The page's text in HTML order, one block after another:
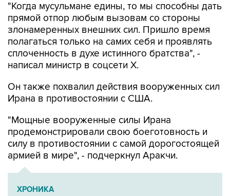
"Когда мусульмане едины, то мы способны дать
прямой отпор любым вызовам со стороны
злонамеренных внешних сил. Пришло время
полагаться только на самих себя и проявлять
сплоченность в духе истинного братства", -
написал министр в соцсети Х.
Он также похвалил действия вооруженных сил
Ирана в противостоянии с США.
"Мощные вооруженные силы Ирана
продемонстрировали свою боеготовность и
силу в противостоянии с самой дорогостоящей
армией в мире", - подчеркнул Аракчи.
ХРОНИКА